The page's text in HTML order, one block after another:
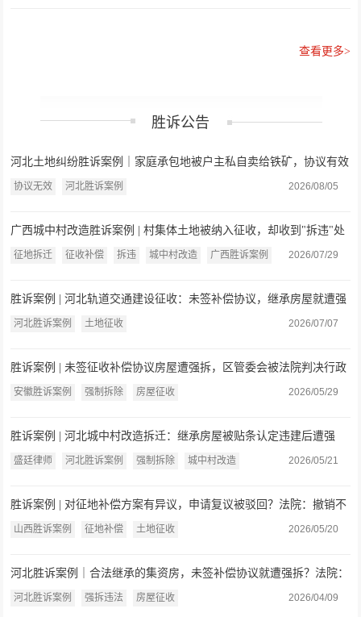
查看更多>
胜诉公告
河北土地纠纷胜诉案例｜家庭承包地被户主私自卖给铁矿，协议有效
还是无效？法院：违反强制性规定，协议无效
协议无效 河北胜诉案例 2026/08/05
广西城中村改造胜诉案例 | 村集体土地被纳入征收，却收到"拆违"处
罚决定？法院：认定事实不清，撤销处罚决定
征地拆迁 征收补偿 拆违 城中村改造 广西胜诉案例 2026/07/29
胜诉案例 | 河北轨道交通建设征收：未签补偿协议，继承房屋就遭强
拆？中级人民法院：区政府强拆违法
河北胜诉案例 土地征收 2026/07/07
胜诉案例 | 未签征收补偿协议房屋遭强拆，区管委会被法院判决行政
行为违法
安徽胜诉案例 强制拆除 房屋征收 2026/05/29
胜诉案例 | 河北城中村改造拆迁：继承房屋被贴条认定违建后遭强
拆，街道办辩称“通知书非行政行为”，法院：确认违法！
盛廷律师 河北胜诉案例 强制拆除 城中村改造 2026/05/21
胜诉案例 | 对征地补偿方案有异议，申请复议被驳回？法院：撤销不
予受理决定，责令重新处理
山西胜诉案例 征地补偿 土地征收 2026/05/20
河北胜诉案例｜合法继承的集资房，未签补偿协议就遭强拆？法院：
区政府强拆行为违法！
河北胜诉案例 强拆违法 房屋征收 2026/04/09